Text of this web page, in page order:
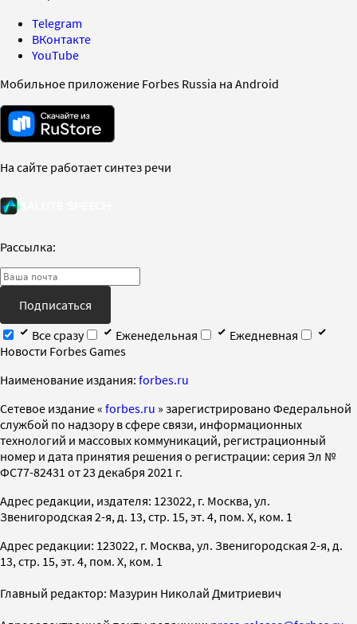
Telegram
ВКонтакте
YouTube
Мобильное приложение Forbes Russia на Android
На сайте работает синтез речи
Рассылка:
Подписаться
Все сразу
Еженедельная
Ежедневная
Новости Forbes Games
Наименование издания: forbes.ru
Cетевое издание « forbes.ru » зарегистрировано Федеральной
службой по надзору в сфере связи, информационных
технологий и массовых коммуникаций, регистрационный
номер и дата принятия решения о регистрации: серия Эл №
ФС77-82431 от 23 декабря 2021 г.
Адрес редакции, издателя: 123022, г. Москва, ул.
Звенигородская 2-я, д. 13, стр. 15, эт. 4, пом. X, ком. 1
Адрес редакции: 123022, г. Москва, ул. Звенигородская 2-я, д.
13, стр. 15, эт. 4, пом. X, ком. 1
Главный редактор: Мазурин Николай Дмитриевич